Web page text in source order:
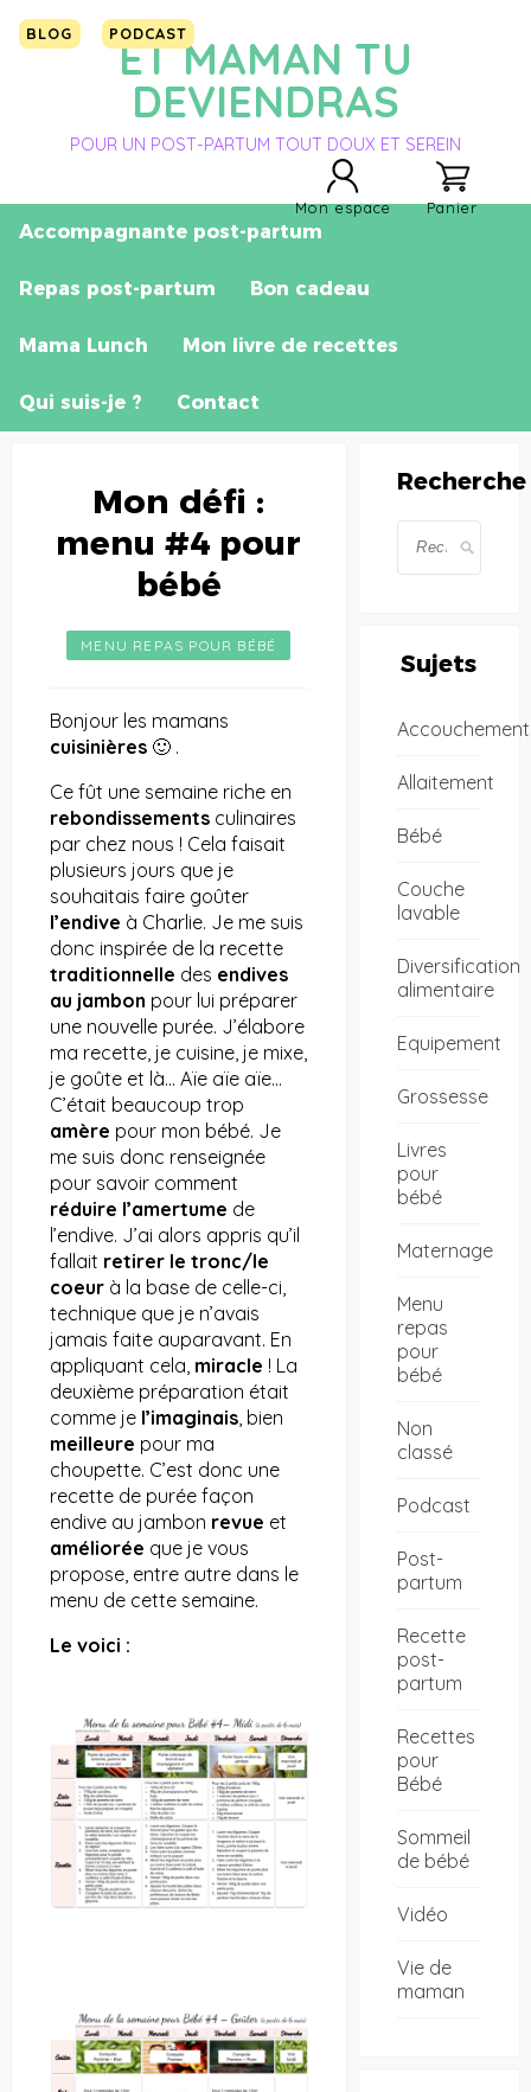
ET MAMAN TU
DEVIENDRAS
POUR UN POST-PARTUM TOUT DOUX ET SEREIN
Accompagnante post-partum
Repas post-partum Bon cadeau
Mama Lunch Mon livre de recettes
Qui suis-je ? Contact
BLOG PODCAST
Mon espace Panier
Mon défi :
menu #4 pour
bébé
MENU REPAS POUR BÉBÉ
Bonjour les mamans
cuisinières🙂 .
Ce fût une semaine riche en
rebondissementsculinaires
par chez nous ! Cela faisait
plusieurs jours que je
souhaitais faire goûter
l’endive à Charlie. Je me suis
donc inspirée de la recette
traditionnelle des endives
au jambon pour lui préparer
une nouvelle purée. J’élabore
ma recette, je cuisine, je mixe,
je goûte et là… Aïe aïe aïe…
C’était beaucoup trop
amère pour mon bébé. Je
me suis donc renseignée
pour savoir comment
réduire l’amertume de
l’endive. J’ai alors appris qu’il
fallait retirer le tronc/le
coeur à la base de celle-ci,
technique que je n’avais
jamais faite auparavant. En
appliquant cela, miracle ! La
deuxième préparation était
comme je l’imaginais, bien
meilleure pour ma
choupette. C’est donc une
recette de purée façon
endive au jambon revue et
améliorée que je vous
propose, entre autre dans le
menu de cette semaine.
Le voici :
Recherche
Sujets
Accouchement
Allaitement
Bébé
Couche
lavable
Diversification
alimentaire
Equipement
Grossesse
Livres
pour
bébé
Maternage
Menu
repas
pour
bébé
Non
classé
Podcast
Post-
partum
Recette
post-
partum
Recettes
pour
Bébé
Sommeil
de bébé
Vidéo
Vie de
maman